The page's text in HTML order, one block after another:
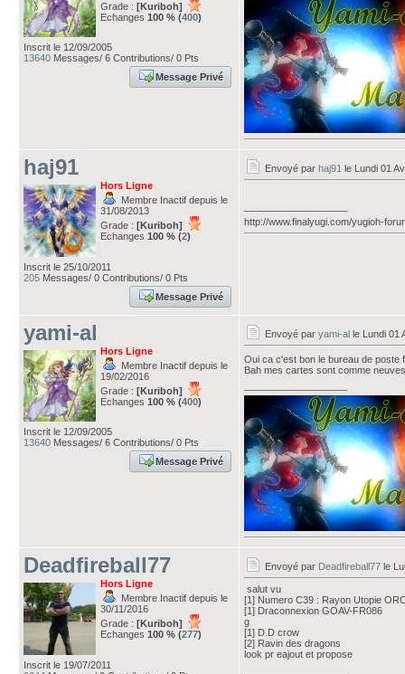
Grade : [Kuriboh]
Echanges 100 % (400)
Inscrit le 12/09/2005
13640 Messages/ 6 Contributions/ 0 Pts
Message Privé
haj91
Hors Ligne
Membre Inactif depuis le
31/08/2013
Grade : [Kuriboh]
Echanges 100 % (2)
Inscrit le 25/10/2011
205 Messages/ 0 Contributions/ 0 Pts
Message Privé
Envoyé par haj91 le Lundi 01
http://www.finalyugi.com/yugioh-
yami-al
Hors Ligne
Membre Inactif depuis le
19/02/2016
Grade : [Kuriboh]
Echanges 100 % (400)
Inscrit le 12/09/2005
13640 Messages/ 6 Contributions/ 0 Pts
Message Privé
Envoyé par yami-al le Lundi 01
Oui ca c'est bon le bureau de poste
Bah mes cartes sont comme neuves
Deadfireball77
Hors Ligne
Membre Inactif depuis le
30/11/2016
Grade : [Kuriboh]
Echanges 100 % (277)
Inscrit le 19/07/2011
Envoyé par Deadfireball77 le
salut vu
[1] Numero C39 : Rayon Utopie
[1] Draconnexion GOAV-FR086
g
[1] D.D crow
[2] Ravin des dragons
look pr eajout et propose